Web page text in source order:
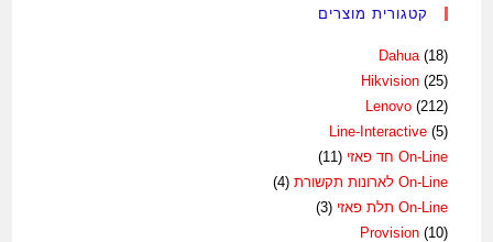
קטגורית מוצרים
Dahua (18)
Hikvision (25)
Lenovo (212)
Line-Interactive (5)
On-Line חד פאזי
(11)
On-Line לארונות תקשורת
(4)
On-Line תלת פאזי
(3)
Provision (10)